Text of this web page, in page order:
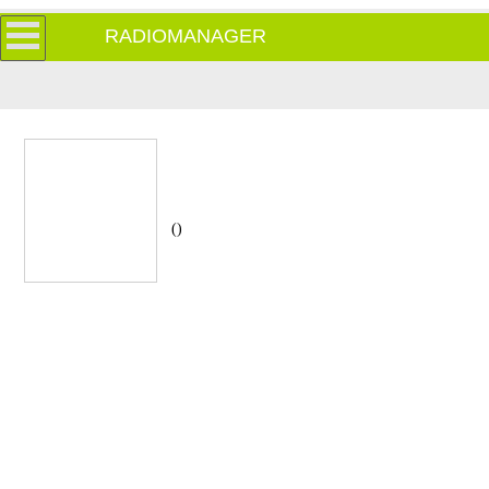
RADIOMANAGER
()